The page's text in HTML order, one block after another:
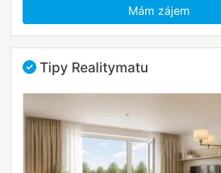
Mám zájem
Tipy Realitymatu